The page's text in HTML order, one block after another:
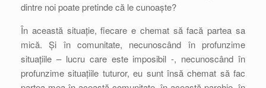
dintre noi poate pretinde că le cunoaște?
În această situație, fiecare e chemat să facă partea sa
mică. Și în comunitate, necunoscând în profunzime
situațiile – lucru care este imposibil -, necunoscând în
profunzime situațiile tuturor, eu sunt însă chemat să fac